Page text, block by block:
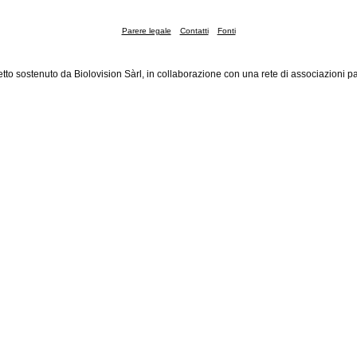
Parere legale Contatti Fonti
sostenuto da Biolovision Sàrl, in collaborazione con una rete di associazioni